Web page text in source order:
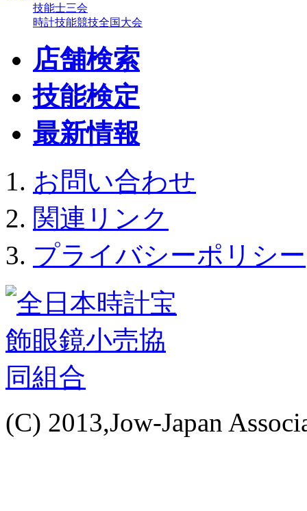
技能士三会
時計技能競技全国大会
店舗検索
技能検定
最新情報
お問い合わせ
関連リンク
プライバシーポリシー
(C) 2013,Jow-Japan